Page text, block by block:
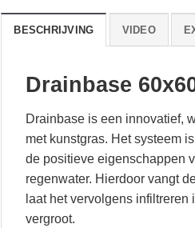
BESCHRIJVING VIDEO
Drainbase
Drainbase is een innovatief,
met kunstgras. Het systeem
de positieve eigenschappen
regenwater. Hierdoor vangt
laat het vervolgens
vergroot.